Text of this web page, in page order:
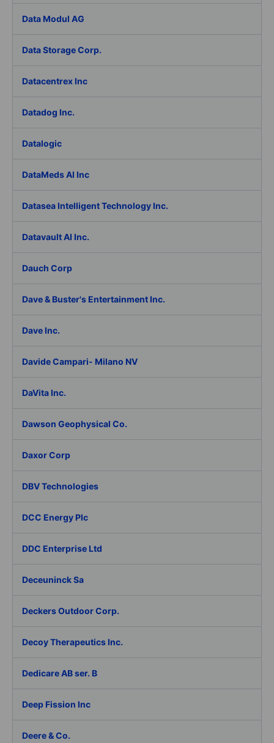
Data Modul AG
Data Storage Corp.
Datacentrex Inc
Datadog Inc.
Datalogic
DataMeds AI Inc
Datasea Intelligent Technology Inc.
Datavault AI Inc.
Dauch Corp
Dave & Buster's Entertainment Inc.
Dave Inc.
Davide Campari- Milano NV
DaVita Inc.
Dawson Geophysical Co.
Daxor Corp
DBV Technologies
DCC Energy Plc
DDC Enterprise Ltd
Deceuninck Sa
Deckers Outdoor Corp.
Decoy Therapeutics Inc.
Dedicare AB ser. B
Deep Fission Inc
Deere & Co.